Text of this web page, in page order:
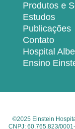
Produtos e
Estudos
Publicações
Contato
Hospital
Ensino
©2025 Einstein
CNPJ: 60.765.823/